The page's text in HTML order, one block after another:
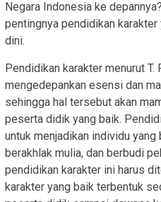
Negara Indonesia ke
pentingnya pendidikan
dini.
Pendidikan karakter menurut
mengedepankan esensi dan
sehingga hal tersebut akan
peserta didik yang baik.
untuk menjadikan individu yang
berakhlak mulia, dan berbudi
pendidikan karakter ini harus
karakter yang baik terbentuk